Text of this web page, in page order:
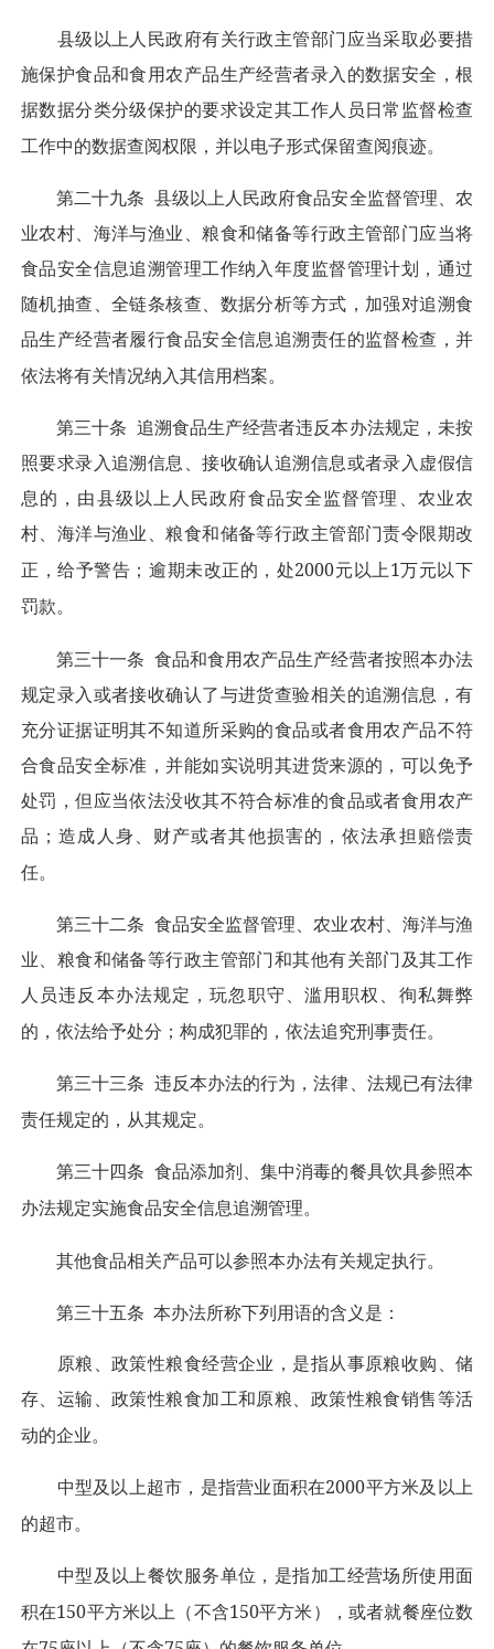
县级以上人民政府有关行政主管部门应当采取必要措
施保护食品和食用农产品生产经营者录入的数据安全，根
据数据分类分级保护的要求设定其工作人员日常监督检查
工作中的数据查阅权限，并以电子形式保留查阅痕迹。
第二十九条 县级以上人民政府食品安全监督管理、农
业农村、海洋与渔业、粮食和储备等行政主管部门应当将
食品安全信息追溯管理工作纳入年度监督管理计划，通过
随机抽查、全链条核查、数据分析等方式，加强对追溯食
品生产经营者履行食品安全信息追溯责任的监督检查，并
依法将有关情况纳入其信用档案。
第三十条 追溯食品生产经营者违反本办法规定，未按
照要求录入追溯信息、接收确认追溯信息或者录入虚假信
息的，由县级以上人民政府食品安全监督管理、农业农
村、海洋与渔业、粮食和储备等行政主管部门责令限期改
正，给予警告；逾期未改正的，处2000元以上 1万元以下
罚款。
第三十一条 食品和食用农产品生产经营者按照本办法
规定录入或者接收确认了与进货查验相关的追溯信息，有
充分证据证明其不知道所采购的食品或者食用农产品不符
合食品安全标准，并能如实说明其进货来源的，可以免予
处罚，但应当依法没收其不符合标准的食品或者食用农产
品；造成人身、财产或者其他损害的，依法承担赔偿责
任。
第三十二条 食品安全监督管理、农业农村、海洋与渔
业、粮食和储备等行政主管部门和其他有关部门及其工作
人员违反本办法规定，玩忽职守、滥用职权、徇私舞弊
的，依法给予处分；构成犯罪的，依法追究刑事责任。
第三十三条 违反本办法的行为，法律、法规已有法律
责任规定的，从其规定。
第三十四条 食品添加剂、集中消毒的餐具饮具参照本
办法规定实施食品安全信息追溯管理。
其他食品相关产品可以参照本办法有关规定执行。
第三十五条 本办法所称下列用语的含义是：
原粮、政策性粮食经营企业，是指从事原粮收购、储
存、运输、政策性粮食加工和原粮、政策性粮食销售等活
动的企业。
中型及以上超市，是指营业面积在2000平方米及以上
的超市。
中型及以上餐饮服务单位，是指加工经营场所使用面
积在150平方米以上（不含150平方米），或者就餐座位数